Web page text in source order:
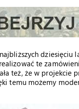
dziesięciu
te
też, że w projekcie
temu możemy